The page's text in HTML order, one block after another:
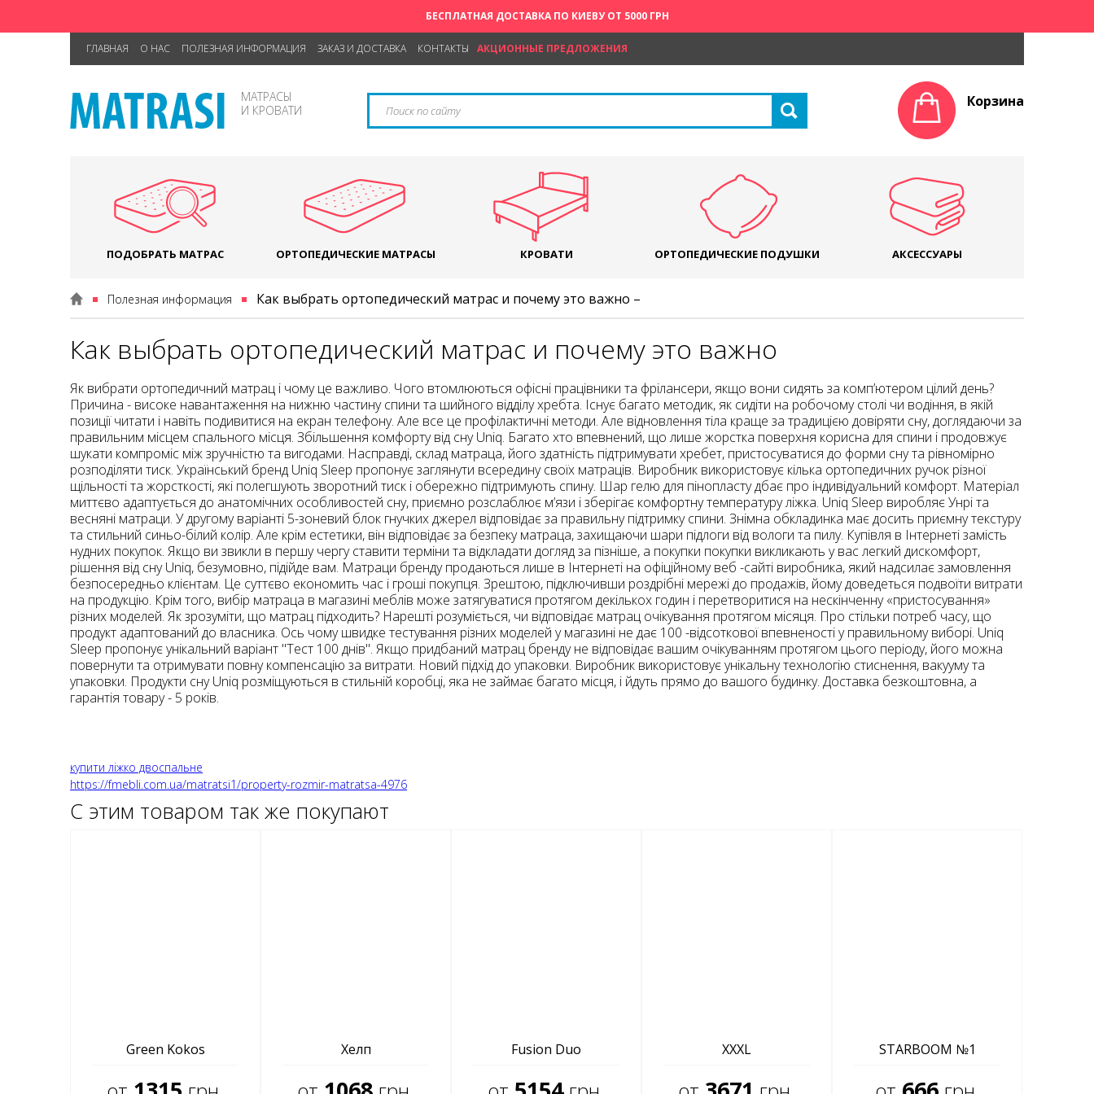
БЕСПЛАТНАЯ ДОСТАВКА ПО КИЕВУ ОТ 5000 ГРН
ГЛАВНАЯ О НАС ПОЛЕЗНАЯ ИНФОРМАЦИЯ ЗАКАЗ И ДОСТАВКА КОНТАКТЫ АКЦИОННЫЕ ПРЕДЛОЖЕНИЯ
МАТРАСЫ
И КРОВАТИ
Корзина
ПОДОБРАТЬ МАТРАС ОРТОПЕДИЧЕСКИЕ МАТРАСЫ КРОВАТИ ОРТОПЕДИЧЕСКИЕ ПОДУШКИ АКСЕССУАРЫ
Полезная информация Как выбрать ортопедический матрас и почему это важно –
Как выбрать ортопедический матрас и почему это важно
Як вибрати ортопедичний матрац і чому це важливо. Чого втомлюються офісні працівники та фрілансери, якщо вони сидять за комп’ютером цілий день?
Причина - високе навантаження на нижню частину спини та шийного відділу хребта. Існує багато методик, як сидіти на робочому столі чи водіння, в якій
позиції читати і навіть подивитися на екран телефону. Але все це профілактичні методи. Але відновлення тіла краще за традицією довіряти сну, доглядаючи за
правильним місцем спального місця. Збільшення комфорту від сну Uniq. Багато хто впевнений, що лише жорстка поверхня корисна для спини і продовжує
шукати компроміс між зручністю та вигодами. Насправді, склад матраца, його здатність підтримувати хребет, пристосуватися до форми сну та рівномірно
розподіляти тиск. Український бренд Uniq Sleep пропонує заглянути всередину своїх матраців. Виробник використовує кілька ортопедичних ручок різної
щільності та жорсткості, які полегшують зворотний тиск і обережно підтримують спину. Шар гелю для пінопласту дбає про індивідуальний комфорт. Матеріал
миттєво адаптується до анатомічних особливостей сну, приємно розслаблює м’язи і зберігає комфортну температуру ліжка. Uniq Sleep виробляє Унрі та
весняні матраци. У другому варіанті 5-зоневий блок гнучких джерел відповідає за правильну підтримку спини. Знімна обкладинка має досить приємну текстуру
та стильний синьо-білий колір. Але крім естетики, він відповідає за безпеку матраца, захищаючи шари підлоги від вологи та пилу. Купівля в Інтернеті замість
нудних покупок. Якщо ви звикли в першу чергу ставити терміни та відкладати догляд за пізніше, а покупки покупки викликають у вас легкий дискомфорт,
рішення від сну Uniq, безумовно, підійде вам. Матраци бренду продаються лише в Інтернеті на офіційному веб -сайті виробника, який надсилає замовлення
безпосередньо клієнтам. Це суттєво економить час і гроші покупця. Зрештою, підключивши роздрібні мережі до продажів, йому доведеться подвоїти витрати
на продукцію. Крім того, вибір матраца в магазині меблів може затягуватися протягом декількох годин і перетворитися на нескінченну «пристосування»
різних моделей. Як зрозуміти, що матрац підходить? Нарешті розуміється, чи відповідає матрац очікування протягом місяця. Про стільки потреб часу, що
продукт адаптований до власника. Ось чому швидке тестування різних моделей у магазині не дає 100 -відсоткової впевненості у правильному виборі. Uniq
Sleep пропонує унікальний варіант "Тест 100 днів". Якщо придбаний матрац бренду не відповідає вашим очікуванням протягом цього періоду, його можна
повернути та отримувати повну компенсацію за витрати. Новий підхід до упаковки. Виробник використовує унікальну технологію стиснення, вакууму та
упаковки. Продукти сну Uniq розміщуються в стильній коробці, яка не займає багато місця, і йдуть прямо до вашого будинку. Доставка безкоштовна, а
гарантія товару - 5 років.
купити ліжко двоспальне
https://fmebli.com.ua/matratsi1/property-rozmir-matratsa-4976
С этим товаром так же покупают
Green Kokos Хелп Fusion Duo XXXL STARBOOM №1